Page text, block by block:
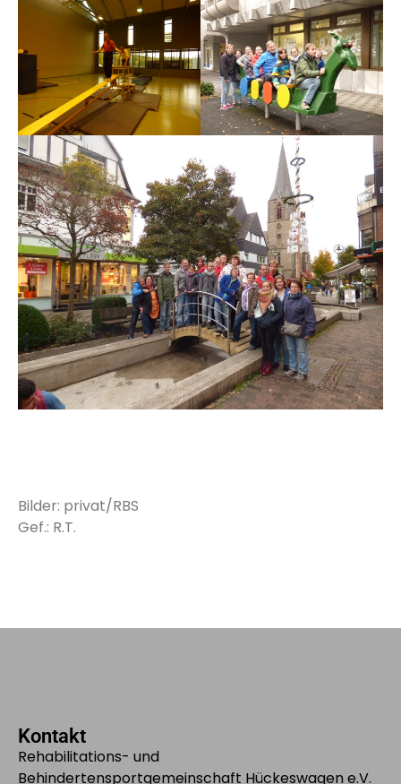
Bilder: privat/RBS
Gef.: R.T.
Kontakt
Rehabilitations- und
Behindertensportgemeinschaft Hückeswagen e.V.